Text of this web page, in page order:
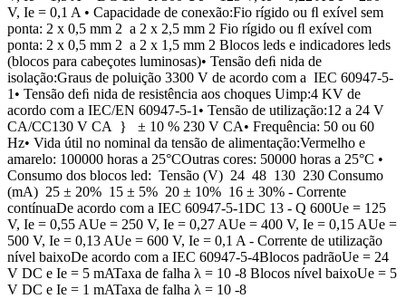
V, Ie = 0,1 A • Capacidade de conexão:Fio rígido ou ﬂ exível sem
ponta: 2 x 0,5 mm 2 a 2 x 2,5 mm 2 Fio rígido ou ﬂ exível com
ponta: 2 x 0,5 mm 2 a 2 x 1,5 mm 2 Blocos leds e indicadores leds
(blocos para cabeçotes luminosas)• Tensão deﬁ nida de
isolação:Graus de poluição 3300 V de acordo com a IEC 60947-5-
1• Tensão deﬁ nida de resistência aos choques Uimp:4 KV de
acordo com a IEC/EN 60947-5-1• Tensão de utilização:12 a 24 V
CA/CC130 V CA } ± 10 % 230 V CA• Frequência: 50 ou 60
Hz• Vida útil no nominal da tensão de alimentação:Vermelho e
amarelo: 100000 horas a 25°COutras cores: 50000 horas a 25°C •
Consumo dos blocos led: Tensão (V) 24 48 130 230 Consumo
(mA) 25 ± 20% 15 ± 5% 20 ± 10% 16 ± 30% - Corrente
contínuaDe acordo com a IEC 60947-5-1DC 13 - Q 600Ue = 125
V, Ie = 0,55 AUe = 250 V, Ie = 0,27 AUe = 400 V, Ie = 0,15 AUe =
500 V, Ie = 0,13 AUe = 600 V, Ie = 0,1 A - Corrente de utilização
nível baixoDe acordo com a IEC 60947-5-4Blocos padrãoUe = 24
V DC e Ie = 5 mATaxa de falha λ = 10 -8 Blocos nível baixoUe = 5
V DC e Ie = 1 mATaxa de falha λ = 10 -8